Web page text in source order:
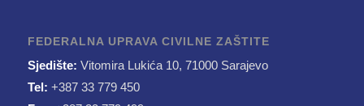
FEDERALNA UPRAVA CIVILNE ZAŠTITE
Sjedište: Vitomira Lukića 10, 71000 Sarajevo
Tel: +387 33 779 450